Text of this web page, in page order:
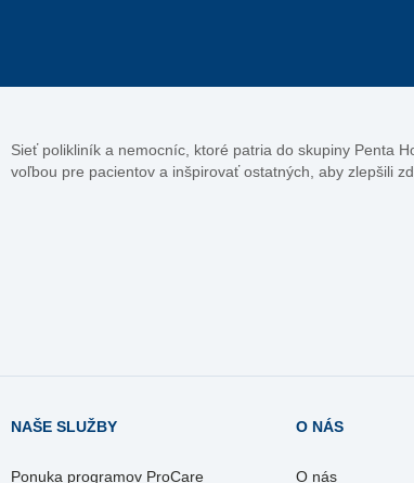
Sieť polikliník a nemocníc, ktoré patria do skupiny Penta
voľbou pre pacientov a inšpirovať ostatných, aby zlepšili
NAŠE SLUŽBY
Ponuka programov ProCare
O NÁS
O nás